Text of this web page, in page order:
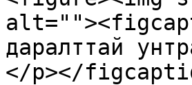
даралттай
</p></